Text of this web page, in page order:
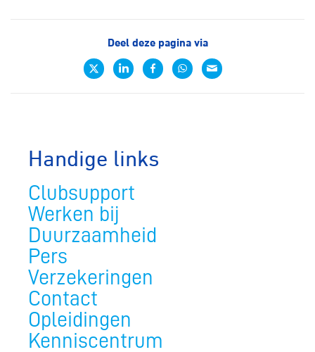
Deel deze pagina via
Handige links
Clubsupport
Werken bij
Duurzaamheid
Pers
Verzekeringen
Contact
Opleidingen
Kenniscentrum